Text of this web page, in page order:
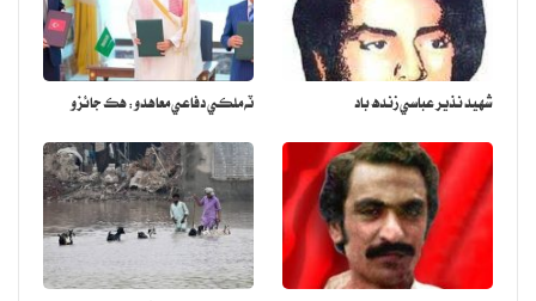
سنڌ هاءِ ڪورٽ ۾ به هڪ پٽيشن ذريعي داخل ڪيو ويو ته آئيني طور تي
ادبي سنگت جا وارث اسان آهيون، تنهن ڪري ادبي سنگت کان ڌار ٿيل
اديبن کي ادبي سنگت جو نالو يا لوگو استعمال نه ڪرڻ گهرجي، جنهن
سبب ادبي سنگت جا ٻئي دعويدار اديب هاءِ ڪورٽ جا چڪر کائيندا رهيا
جنهن دوران اهو رستو نڪتو ته سڀ معاملا ختم ڪري هڪ ٿجي، جنهن
سلسلي ۾ پهرين ڪوشش سيد زين شاھ وٽ مجيد ڪيريو ۾ ٿي، جيڪا
هڪ ٿيڻ واري تفصيل کي ٻڌي اڪثريت رد ڪري ڇڏيو، پر جيئن ته ڪنهن
خاص ماڻهن جي چوڻ تي ادبي سنگت جي اٿارٽي اڳواڻن جو پاڻ ۾ هڪ
ٿيڻ جو اهو ارادو جوڙي چڪو هو، جنهن تحت اها هڪ ٿيڻ واري ڪوشش
شهيد نذير عباسي زنده باد ٽه ملڪي دفاعي معاهدو: هڪ جائزو